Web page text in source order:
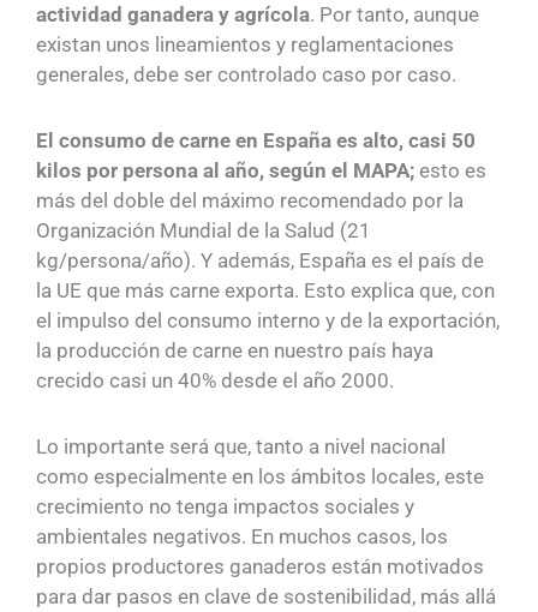
actividad ganadera y agrícola. Por tanto, aunque
existan unos lineamientos y reglamentaciones
generales, debe ser controlado caso por caso.
El consumo de carne en España es alto, casi 50
kilos por persona al año, según el MAPA; esto es
más del doble del máximo recomendado por la
Organización Mundial de la Salud (21
kg/persona/año). Y además, España es el país de
la UE que más carne exporta. Esto explica que, con
el impulso del consumo interno y de la exportación,
la producción de carne en nuestro país haya
crecido casi un 40% desde el año 2000.
Lo importante será que, tanto a nivel nacional
como especialmente en los ámbitos locales, este
crecimiento no tenga impactos sociales y
ambientales negativos. En muchos casos, los
propios productores ganaderos están motivados
para dar pasos en clave de sostenibilidad, más allá